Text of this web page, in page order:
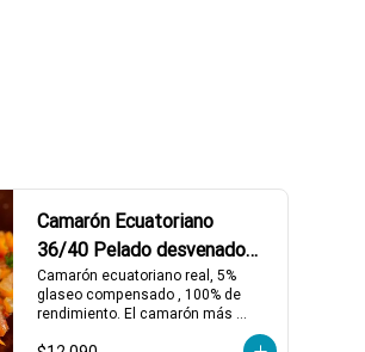
Camarón Ecuatoriano
36/40 Pelado desvenado
500grs.
Camarón ecuatoriano real, 5%
glaseo compensado , 100% de
rendimiento. El camarón más